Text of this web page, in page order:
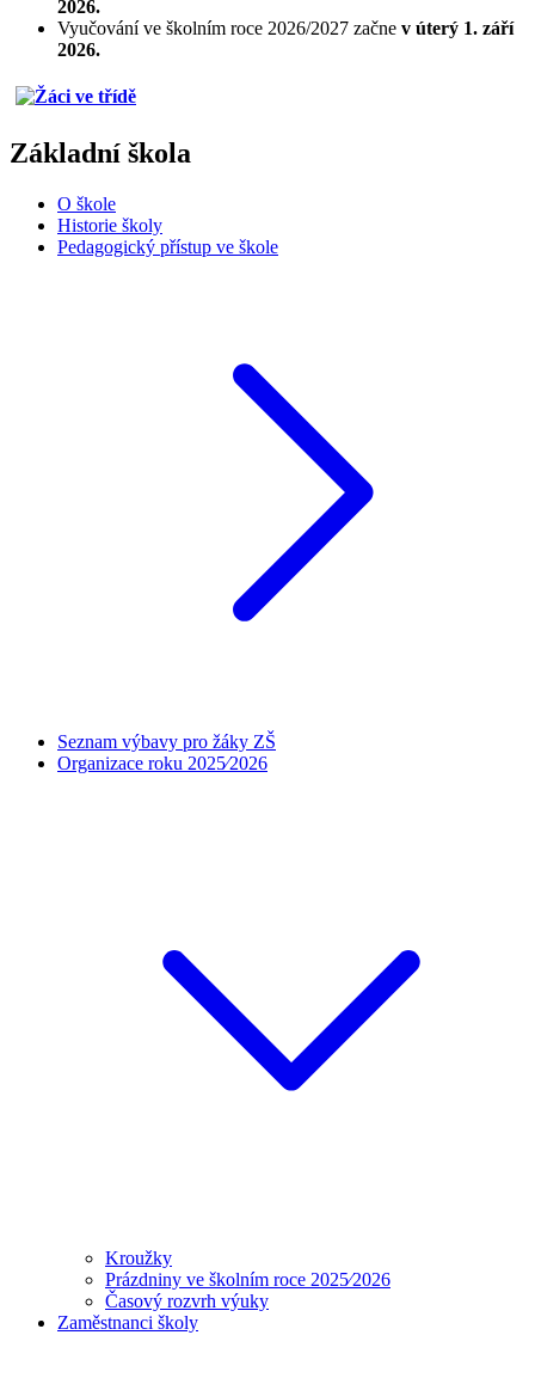
2026.
Vyučování ve školním roce 2026/2027 začne v úterý 1. září
2026.
Základní škola
O škole
Historie školy
Pedagogický přístup ve škole
Seznam výbavy pro žáky ZŠ
Organizace roku 2025⁄2026
Kroužky
Prázdniny ve školním roce 2025⁄2026
Časový rozvrh výuky
Zaměstnanci školy